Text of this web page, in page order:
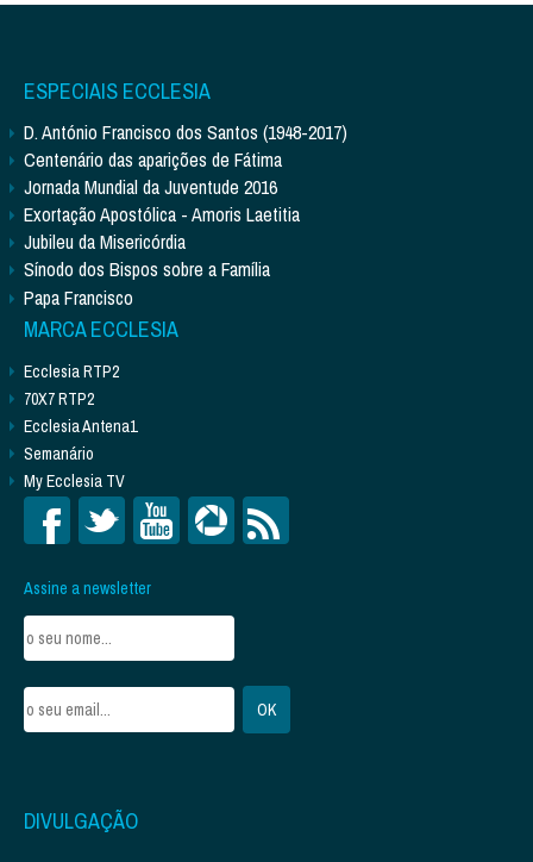
ESPECIAIS ECCLESIA
D. António Francisco dos Santos (1948-2017)
Centenário das aparições de Fátima
Jornada Mundial da Juventude 2016
Exortação Apostólica - Amoris Laetitia
Jubileu da Misericórdia
Sínodo dos Bispos sobre a Família
Papa Francisco
MARCA ECCLESIA
Ecclesia RTP2
70X7 RTP2
Ecclesia Antena1
Semanário
My Ecclesia TV
Assine a newsletter
DIVULGAÇÃO